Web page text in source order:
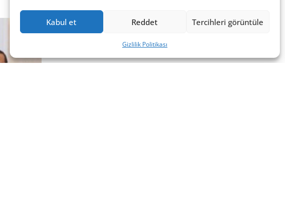
Kabul et Reddet Tercihleri görüntüle
Gizlilik Politikası